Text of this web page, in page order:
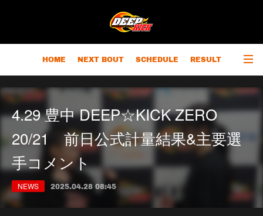
HOME NEXT BOUT SCHEDULE RESULT
RANKING CHAMPIONS OUTLINE
4.29 豊中 DEEP☆KICK ZERO
20/21 前日公式計量結果&主要選
手コメント
NEWS 2025.04.28 08:45